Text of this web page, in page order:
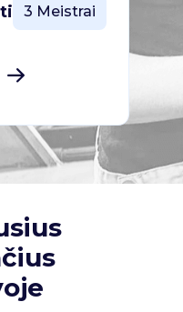
3 Meistrai